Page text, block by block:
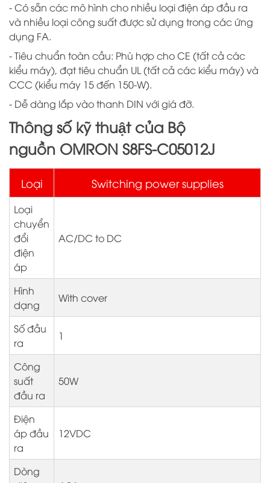
- Có sẵn các mô hình cho nhiều loại điện áp đầu ra
và nhiều loại công suất được sử dụng trong các ứng
dụng FA.
- Tiêu chuẩn toàn cầu: Phù hợp cho CE (tất cả các
kiểu máy), đạt tiêu chuẩn UL (tất cả các kiểu máy) và
CCC (kiểu máy 15 đến 150-W).
- Dễ dàng lắp vào thanh DIN với giá đỡ.
Thông số kỹ thuật của Bộ
nguồn OMRON S8FS-C05012J
Loại Switching power supplies
Loại
chuyển
đổi
điện
áp
AC/DC to DC
Hình
dạng
With cover
Số đầu
ra
1
Công
suất
đầu ra
50W
Điện
áp đầu
ra
12VDC
Dòng